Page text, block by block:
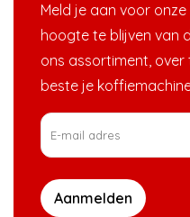
Meld je aan voor
hoogte te blijven van
ons assortiment, over
beste je
Aanmelden